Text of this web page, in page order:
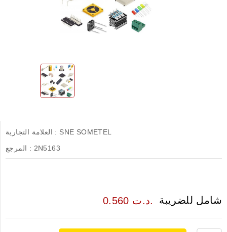
العلامة التجارية : SNE SOMETEL
المرجع : 2N5163
0.560 د.ت. شامل للضريبة